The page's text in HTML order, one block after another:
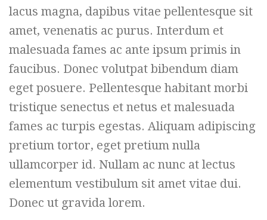
lacus magna, dapibus vitae pellentesque sit
amet, venenatis ac purus. Interdum et
malesuada fames ac ante ipsum primis in
faucibus. Donec volutpat bibendum diam
eget posuere. Pellentesque habitant morbi
tristique senectus et netus et malesuada
fames ac turpis egestas. Aliquam adipiscing
pretium tortor, eget pretium nulla
ullamcorper id. Nullam ac nunc at lectus
elementum vestibulum sit amet vitae dui.
Donec ut gravida lorem.